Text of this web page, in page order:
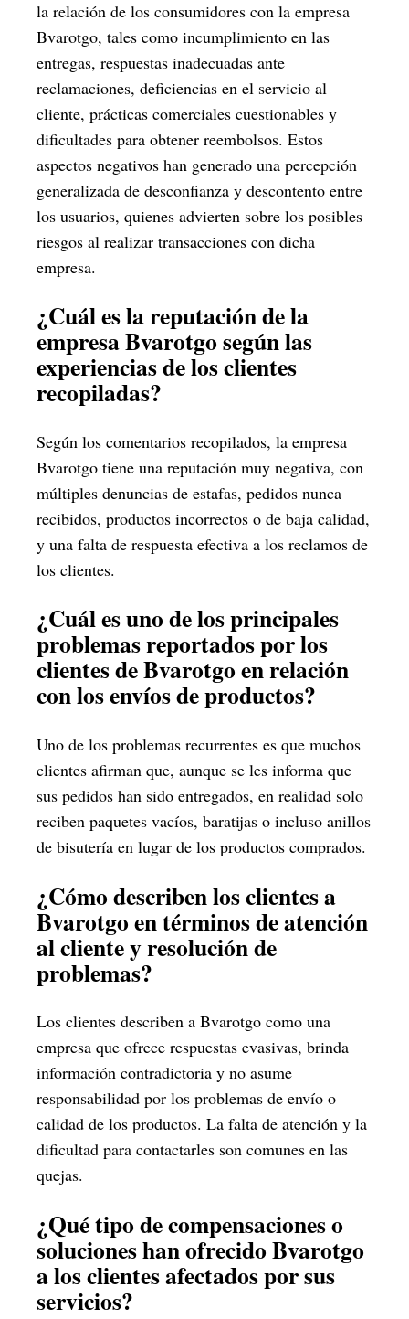
la relación de los consumidores con la empresa
Bvarotgo, tales como incumplimiento en las
entregas, respuestas inadecuadas ante
reclamaciones, deficiencias en el servicio al
cliente, prácticas comerciales cuestionables y
dificultades para obtener reembolsos. Estos
aspectos negativos han generado una percepción
generalizada de desconfianza y descontento entre
los usuarios, quienes advierten sobre los posibles
riesgos al realizar transacciones con dicha
empresa.
¿Cuál es la reputación de la
empresa Bvarotgo según las
experiencias de los clientes
recopiladas?
Según los comentarios recopilados, la empresa
Bvarotgo tiene una reputación muy negativa, con
múltiples denuncias de estafas, pedidos nunca
recibidos, productos incorrectos o de baja calidad,
y una falta de respuesta efectiva a los reclamos de
los clientes.
¿Cuál es uno de los principales
problemas reportados por los
clientes de Bvarotgo en relación
con los envíos de productos?
Uno de los problemas recurrentes es que muchos
clientes afirman que, aunque se les informa que
sus pedidos han sido entregados, en realidad solo
reciben paquetes vacíos, baratijas o incluso anillos
de bisutería en lugar de los productos comprados.
¿Cómo describen los clientes a
Bvarotgo en términos de atención
al cliente y resolución de
problemas?
Los clientes describen a Bvarotgo como una
empresa que ofrece respuestas evasivas, brinda
información contradictoria y no asume
responsabilidad por los problemas de envío o
calidad de los productos. La falta de atención y la
dificultad para contactarles son comunes en las
quejas.
¿Qué tipo de compensaciones o
soluciones han ofrecido Bvarotgo
a los clientes afectados por sus
servicios?